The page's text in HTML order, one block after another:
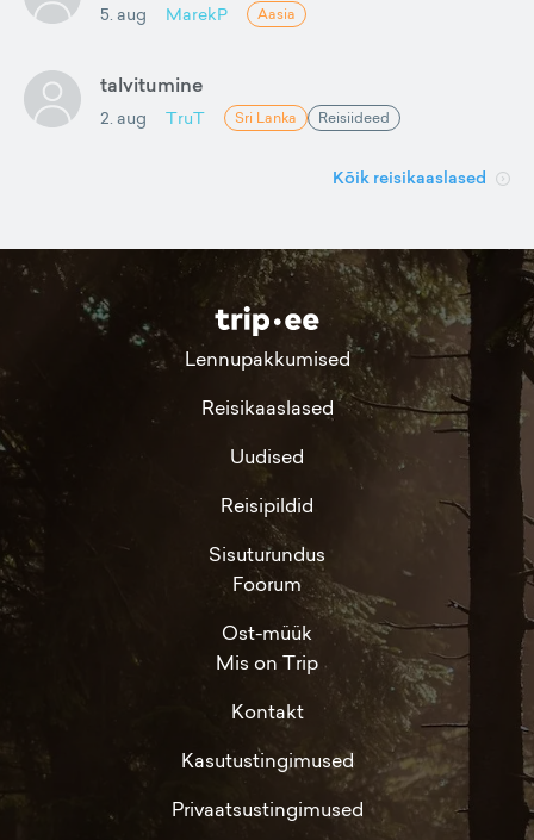
5. aug MarekP Aasia
talvitumine
2. aug TruT Sri Lanka Reisiideed
Kõik reisikaaslased
Lennupakkumised
Reisikaaslased
Uudised
Reisipildid
Sisuturundus
Foorum
Ost-müük
Mis on Trip
Kontakt
Kasutustingimused
Privaatsustingimused